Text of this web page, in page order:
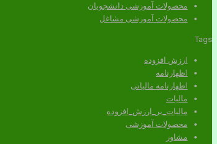
محصولات آموزشی دانشجویان
محصولات آموزشی مشاغل
Tags
ارزش افزوده
اظهارنامه
اظهارنامه مالیاتی
مالیات
مالیات_بر_ارزش_افزوده
محصولات آموزشی
مشاور